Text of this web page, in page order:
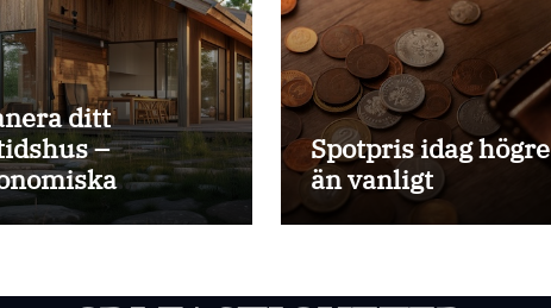
ditt
–
att ha koll
Spotpris idag högre
än vanligt